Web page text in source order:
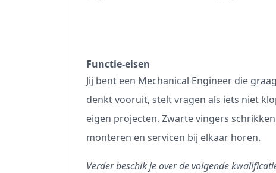
Functie-eisen
Jij bent een Mechanical Engineer die
denkt vooruit, stelt vragen als iets niet
eigen projecten. Zwarte vingers
monteren en servicen bij elkaar horen.
Verder beschik je over de volgende